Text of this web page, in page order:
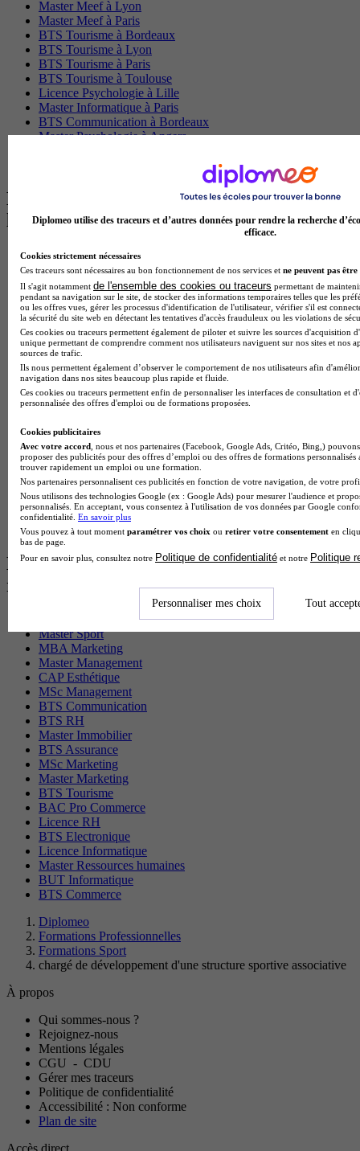
Master Meef à Lyon
Master Meef à Paris
BTS Tourisme à Bordeaux
BTS Tourisme à Lyon
BTS Tourisme à Paris
BTS Tourisme à Toulouse
Licence Psychologie à Lille
Master Informatique à Paris
BTS Communication à Bordeaux
Master Psychologie à Angers
Les intitulés de diplôme par alternance
les plus recherchés
BTS Esf en alternance
BTS Dietetique en alternance
BTS Mco en alternance
BTS Pi en alternance
BTS Sp3s en alternance
Master CCA en alternance
BTS Ndrc en alternance
BTS Sam en alternance
Cap Fleuriste en alternance
BTS Sio en alternance
MSc Marketing Digital en alternance
Cap Electricien en alternance
BTS Gpn en alternance
BTS Domotique en alternance
BAC Pro Agora en alternance
BTS Sta en alternance
BTS Iris en alternance
BTS Tpl en alternance
BTS Ati en alternance
Les diplômes par filière les plus
recherchés
Master Sport
MBA Marketing
Master Management
CAP Esthétique
MSc Management
BTS Communication
BTS RH
Master Immobilier
BTS Assurance
MSc Marketing
Master Marketing
BTS Tourisme
BAC Pro Commerce
Licence RH
BTS Electronique
Licence Informatique
Master Ressources humaines
BUT Informatique
BTS Commerce
Diplomeo
Formations Professionnelles
Formations Sport
chargé de développement d'une structure sportive associative
À propos
Qui sommes-nous ?
Rejoignez-nous
Mentions légales
CGU - CDU
Gérer mes traceurs
Politique de confidentialité
Accessibilité : Non conforme
Plan de site
Diplomeo utilise des traceurs et d’autres données pour rendre la recherche
efficace.
Cookies strictement nécessaires
Ces traceurs sont nécessaires au bon fonctionnement de nos services et ne peuvent pas être
Il s'agit notamment de l'ensemble des cookies ou traceurs permettant de
pendant sa navigation sur le site, de stocker des informations temporaires telles que les
ou les offres vues, gérer les processus d'identification de l'utilisateur, vérifier s'il est
la sécurité du site web en détectant les tentatives d'accès frauduleux ou les violations de
Ces cookies ou traceurs permettent également de piloter et suivre les sources d'acquisition
unique permettant de comprendre comment nos utilisateurs naviguent sur nos sites et nos
sources de trafic.
Ils nous permettent également d’observer le comportement de nos utilisateurs afin
navigation dans nos sites beaucoup plus rapide et fluide.
Ces cookies ou traceurs permettent enfin de personnaliser les interfaces de consultation et
personnalisée des offres d'emploi ou de formations proposées.
Cookies publicitaires
Avec votre accord , nous et nos partenaires (Facebook, Google Ads, Critéo, Bing,)
proposer des publicités pour des offres d’emploi ou des offres de formations
trouver rapidement un emploi ou une formation.
Nos partenaires personnalisent ces publicités en fonction de votre navigation, de votre
Nous utilisons des technologies Google (ex : Google Ads) pour mesurer l'audience et
personnalisés. En acceptant, vous consentez à l'utilisation de vos données par Google
confidentialité. En savoir plus
Vous pouvez à tout moment paramétrer vos choix ou retirer votre consentement en
bas de page.
Pour en savoir plus, consultez notre Politique de confidentialité et notre Politique
Personnaliser mes choix Tout